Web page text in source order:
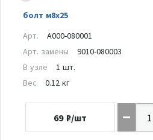
болт м8х25
Арт.
A000-080001
Арт. замены
9010-080003
В узле
1 шт.
Вес
0.12 кг
69 ₽/шт